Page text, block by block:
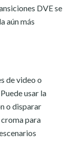
DVE se
aún más
de video o
usar la
o disparar
para